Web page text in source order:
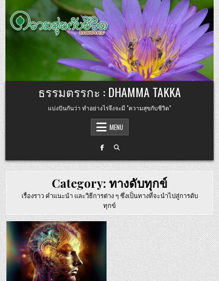
Skip to content
ธรรมตรรกะ : DHAMMA TAKKA
แบ่งปันกันว่า ทำอย่างไรจึงจะมี "ความสุขกับชีวิต"
MENU
Category: ทางดับทุกข์
เรื่องราว คำแนะนำ และวิธีการต่าง ๆ ซึ่งเป็นทางที่จะนำไปสู่การดับ
ทุกข์
Posted in